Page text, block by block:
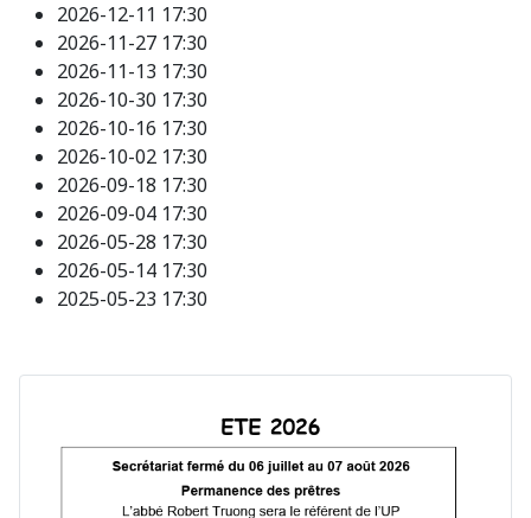
2026-12-11 17:30
2026-11-27 17:30
2026-11-13 17:30
2026-10-30 17:30
2026-10-16 17:30
2026-10-02 17:30
2026-09-18 17:30
2026-09-04 17:30
2026-05-28 17:30
2026-05-14 17:30
2025-05-23 17:30